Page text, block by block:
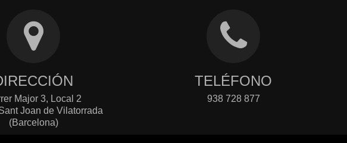
Major 3, Local 2
Joan de Vilatorrada
(Barcelona)
TELÉFONO
938 728 877